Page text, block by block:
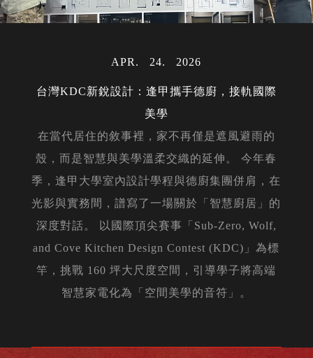
APR 24 2026
台灣KDC新銳設計：逢甲攜手德廚，接軌國際
美學
在當代居住的敘事裡，家不再僅是遮風避雨的
殼，而是智慧與美學溫柔交織的延伸。 今年春
季，逢甲大學室內設計學程與德廚集團併肩，在
光影與實務間，譜寫了一場關於「智慧廚居」的
深度對話。 以國際頂尖賽事「Sub-Zero, Wolf,
and Cove Kitchen Design Contest (KDC)」為標
竿，挑戰 160 坪大尺度空間，引導學子將高端
智慧家電化為「空間美學的音符」。